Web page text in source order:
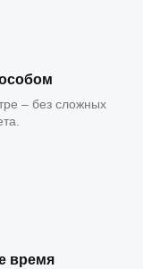
– без сложных
время